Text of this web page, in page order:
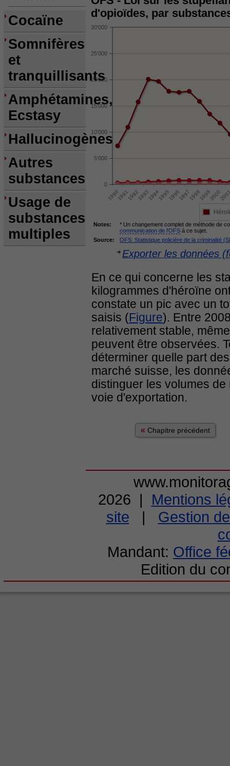
Cocaïne
Somnifères
et
tranquillisants
Amphétamines,
Ecstasy
Hallucinogènes
Autres
substances
Usage de
substances
multiples
d'opioïdes, par
0
5'000
10'000
15'000
20'000
25'000
30'000
Notes:
* Un changement complet de méthode de
communication de l'OFS à ce sujet.
Source:
OFS: Statistique policière de la criminalité
Exporter les données
En ce qui concerne les
kilogrammes d'héroïne
constate un pic avec un
saisis (Figure). Entre
relativement stable,
peuvent être observées.
déterminer quelle part
marché suisse, les
distinguer les volumes
voie d'exportation.
« Chapitre précédent
2026 | Mentions
site | Gestion
Mandant: Office
Edition du